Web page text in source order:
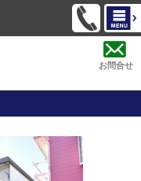
お問合せ